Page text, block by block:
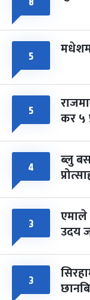
५
५ कर ५
४ ब्लु
३ एमाले
उदय
३